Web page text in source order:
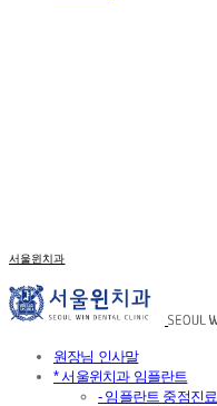
서울윈치과
원장님 인사말
* 서울윈치과 임플란트
- 임플란트 중점진료